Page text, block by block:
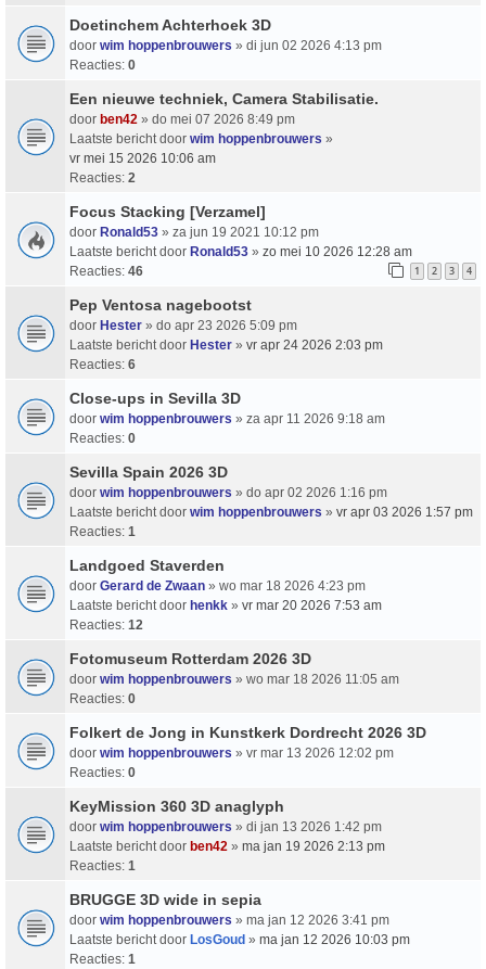
Doetinchem Achterhoek 3D
door wim hoppenbrouwers » di jun 02 2026 4:13 pm
Reacties: 0
Een nieuwe techniek, Camera Stabilisatie.
door ben42 » do mei 07 2026 8:49 pm
Laatste bericht door wim hoppenbrouwers »
vr mei 15 2026 10:06 am
Reacties: 2
Focus Stacking [Verzamel]
door Ronald53 » za jun 19 2021 10:12 pm
Laatste bericht door Ronald53 » zo mei 10 2026 12:28 am
Reacties: 46 1 2 3 4
Pep Ventosa nagebootst
door Hester » do apr 23 2026 5:09 pm
Laatste bericht door Hester » vr apr 24 2026 2:03 pm
Reacties: 6
Close-ups in Sevilla 3D
door wim hoppenbrouwers » za apr 11 2026 9:18 am
Reacties: 0
Sevilla Spain 2026 3D
door wim hoppenbrouwers » do apr 02 2026 1:16 pm
Laatste bericht door wim hoppenbrouwers » vr apr 03 2026 1:57 pm
Reacties: 1
Landgoed Staverden
door Gerard de Zwaan » wo mar 18 2026 4:23 pm
Laatste bericht door henkk » vr mar 20 2026 7:53 am
Reacties: 12
Fotomuseum Rotterdam 2026 3D
door wim hoppenbrouwers » wo mar 18 2026 11:05 am
Reacties: 0
Folkert de Jong in Kunstkerk Dordrecht 2026 3D
door wim hoppenbrouwers » vr mar 13 2026 12:02 pm
Reacties: 0
KeyMission 360 3D anaglyph
door wim hoppenbrouwers » di jan 13 2026 1:42 pm
Laatste bericht door ben42 » ma jan 19 2026 2:13 pm
Reacties: 1
BRUGGE 3D wide in sepia
door wim hoppenbrouwers » ma jan 12 2026 3:41 pm
Laatste bericht door LosGoud » ma jan 12 2026 10:03 pm
Reacties: 1